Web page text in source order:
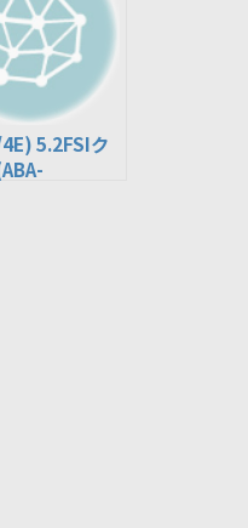
5.2FSIク